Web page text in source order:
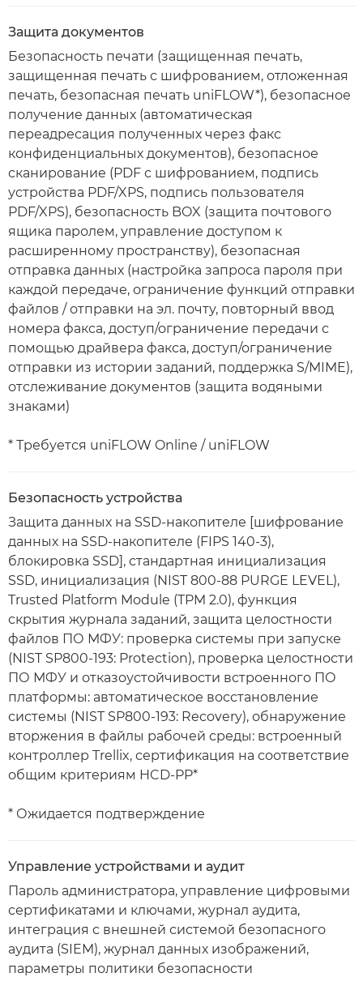
Защита документов
Безопасность печати (защищенная печать,
защищенная печать с шифрованием, отложенная
печать, безопасная печать uniFLOW*), безопасное
получение данных (автоматическая
переадресация полученных через факс
конфиденциальных документов), безопасное
сканирование (PDF с шифрованием, подпись
устройства PDF/XPS, подпись пользователя
PDF/XPS), безопасность BOX (защита почтового
ящика паролем, управление доступом к
расширенному пространству), безопасная
отправка данных (настройка запроса пароля при
каждой передаче, ограничение функций отправки
файлов / отправки на эл. почту, повторный ввод
номера факса, доступ/ограничение передачи с
помощью драйвера факса, доступ/ограничение
отправки из истории заданий, поддержка S/MIME),
отслеживание документов (защита водяными
знаками)
* Требуется uniFLOW Online / uniFLOW
Безопасность устройства
Защита данных на SSD-накопителе [шифрование
данных на SSD-накопителе (FIPS 140-3),
блокировка SSD], стандартная инициализация
SSD, инициализация (NIST 800-88 PURGE LEVEL),
Trusted Platform Module (TPM 2.0), функция
скрытия журнала заданий, защита целостности
файлов ПО МФУ: проверка системы при запуске
(NIST SP800-193: Protection), проверка целостности
ПО МФУ и отказоустойчивости встроенного ПО
платформы: автоматическое восстановление
системы (NIST SP800-193: Recovery), обнаружение
вторжения в файлы рабочей среды: встроенный
контроллер Trellix, сертификация на соответствие
общим критериям HCD-PP*
* Ожидается подтверждение
Управление устройствами и аудит
Пароль администратора, управление цифровыми
сертификатами и ключами, журнал аудита,
интеграция с внешней системой безопасного
аудита (SIEM), журнал данных изображений,
параметры политики безопасности